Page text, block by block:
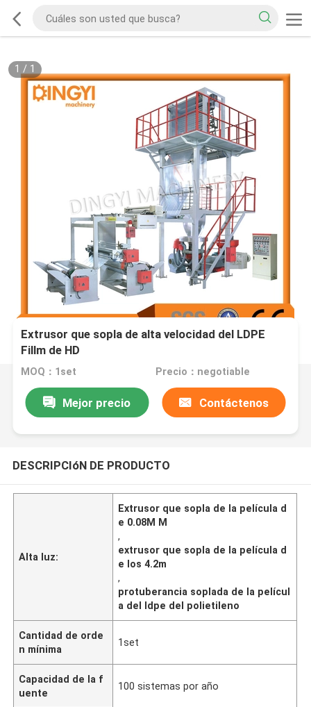
1 / 1
Extrusor que sopla de alta velocidad del LDPE
Fillm de HD
MOQ：1set Precio：negotiable
Mejor precio Contáctenos
DESCRIPCIóN DE PRODUCTO
Alta luz:
Extrusor que sopla de la película d
e 0.08M M
,
extrusor que sopla de la película d
e los 4.2m
,
protuberancia soplada de la películ
a del ldpe del polietileno
Cantidad de orde
n mínima
1set
Capacidad de la f
uente
100 sistemas por año